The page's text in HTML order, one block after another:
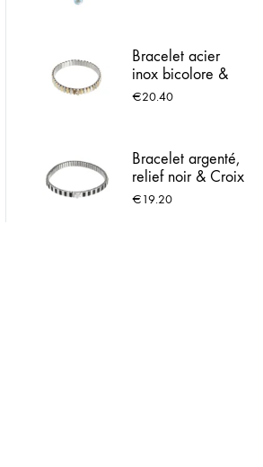
Bracelet acier
inox bicolore &
Croix strassée
€20.40
Bracelet argenté,
relief noir & Croix
€19.20